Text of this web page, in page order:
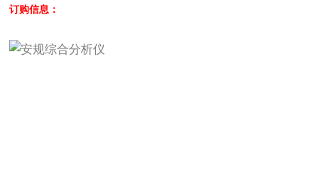
订购信息：